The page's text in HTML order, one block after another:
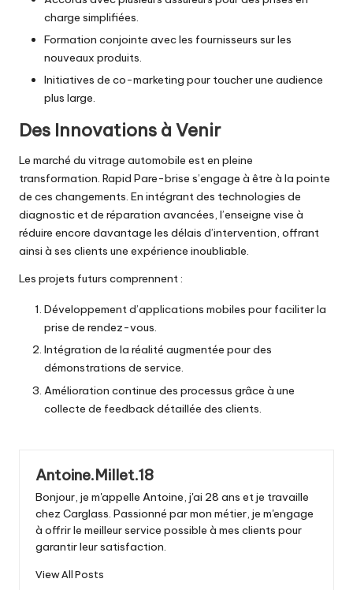
charge simplifiées.
Formation conjointe avec les fournisseurs sur les
nouveaux produits.
Initiatives de co-marketing pour toucher une audience
plus large.
Des Innovations à Venir
Le marché du vitrage automobile est en pleine
transformation. Rapid Pare-brise s’engage à être à la pointe
de ces changements. En intégrant des technologies de
diagnostic et de réparation avancées, l’enseigne vise à
réduire encore davantage les délais d’intervention, offrant
ainsi à ses clients une expérience inoubliable.
Les projets futurs comprennent :
Développement d’applications mobiles pour faciliter la
prise de rendez-vous.
Intégration de la réalité augmentée pour des
démonstrations de service.
Amélioration continue des processus grâce à une
collecte de feedback détaillée des clients.
Antoine.Millet.18
Bonjour, je m'appelle Antoine, j'ai 28 ans et je travaille
chez Carglass. Passionné par mon métier, je m'engage
à offrir le meilleur service possible à mes clients pour
garantir leur satisfaction.
View All Posts